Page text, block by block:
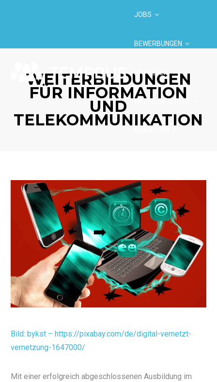
JOBS
BEWERBUNGEN
RATGEBER
WEITERBILDUNGEN
FÜR INFORMATION
UND
TELEKOMMUNIKATION
Bild: bykst – https://pixabay.com/de/digital-vernetzt-
vernetzung-1647000/
Mit einer erfolgreich abgeschlossenen Ausbildung im